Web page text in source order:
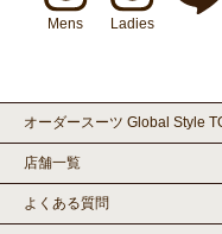
Mens Ladies
オーダースーツ Global Style
店舗一覧
よくある質問